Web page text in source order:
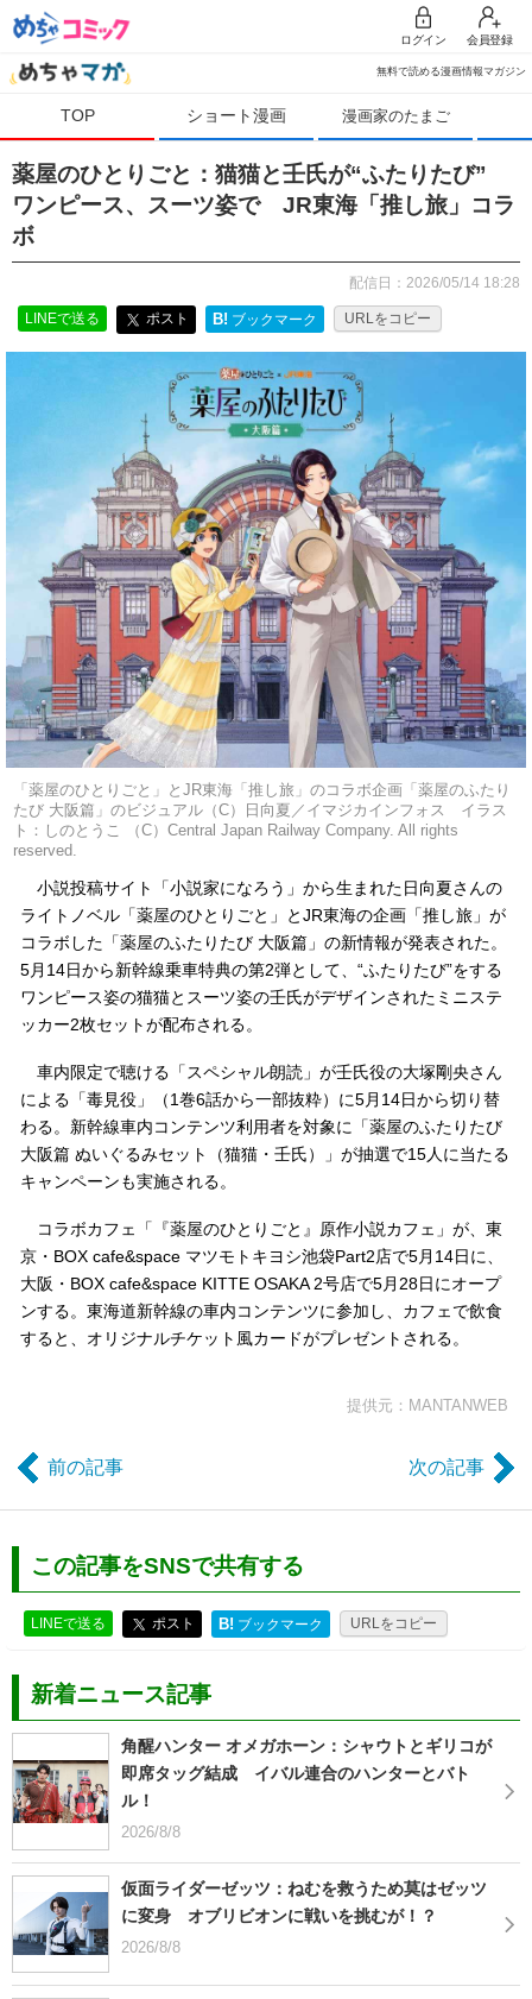
ログイン 会員登録
無料で読める漫画情報マガジン
TOP ショート漫画 漫画家のたまご
薬屋のひとりごと：猫猫と壬氏が“ふたりたび”
ワンピース、スーツ姿で JR東海「推し旅」コラ
ボ
配信日：2026/05/14 18:28
LINEで送る ポスト B! ブックマーク URLをコピー
「薬屋のひとりごと」とJR東海「推し旅」のコラボ企画「薬屋のふたり
たび 大阪篇」のビジュアル（C）日向夏／イマジカインフォス イラス
ト：しのとうこ （C）Central Japan Railway Company. All rights
reserved.
小説投稿サイト「小説家になろう」から生まれた日向夏さんの
ライトノベル「薬屋のひとりごと」とJR東海の企画「推し旅」が
コラボした「薬屋のふたりたび 大阪篇」の新情報が発表された。
5月14日から新幹線乗車特典の第2弾として、“ふたりたび”をする
ワンピース姿の猫猫とスーツ姿の壬氏がデザインされたミニステ
ッカー2枚セットが配布される。
車内限定で聴ける「スペシャル朗読」が壬氏役の大塚剛央さん
による「毒見役」（1巻6話から一部抜粋）に5月14日から切り替
わる。新幹線車内コンテンツ利用者を対象に「薬屋のふたりたび
大阪篇 ぬいぐるみセット（猫猫・壬氏）」が抽選で15人に当たる
キャンペーンも実施される。
コラボカフェ「『薬屋のひとりごと』原作小説カフェ」が、東
京・BOX cafe&space マツモトキヨシ池袋Part2店で5月14日に、
大阪・BOX cafe&space KITTE OSAKA 2号店で5月28日にオープ
ンする。東海道新幹線の車内コンテンツに参加し、カフェで飲食
すると、オリジナルチケット風カードがプレゼントされる。
提供元：MANTANWEB
前の記事 次の記事
この記事をSNSで共有する
LINEで送る ポスト B! ブックマーク URLをコピー
新着ニュース記事
角醒ハンター オメガホーン：シャウトとギリコが
即席タッグ結成 イバル連合のハンターとバト
ル！
2026/8/8
仮面ライダーゼッツ：ねむを救うため莫はゼッツ
に変身 オブリビオンに戦いを挑むが！？
2026/8/8